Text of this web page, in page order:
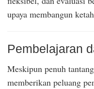
upaya membangun
Pembelajaran
Meskipun penuh
memberikan peluang